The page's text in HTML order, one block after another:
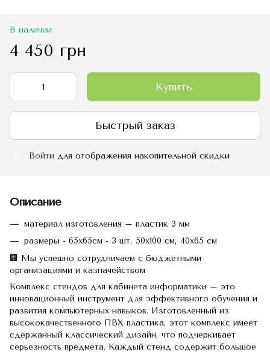
В наличии
4 450 грн
Купить
Быстрый заказ
Войти для отображения накопительной скидки
Описание
материал изготовления – пластик 3 мм
размеры - 65х65см - 3 шт, 50х100 см, 40х65 см
🏢 Мы успешно сотрудничаем с бюджетными
организациями и казначейством
Комплекс стендов для кабинета информатики – это
инновационный инструмент для эффективного обучения и
развития компьютерных навыков. Изготовленный из
высококачественного ПВХ пластика, этот комплекс имеет
сдержанный классический дизайн, что подчеркивает
серьезность предмета. Каждый стенд содержит большое